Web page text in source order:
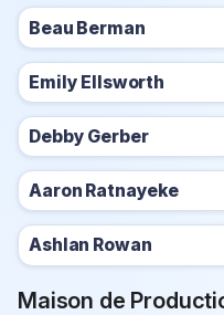
Beau Berman
Emily Ellsworth
Debby Gerber
Aaron Ratnayeke
Ashlan Rowan
Maison de